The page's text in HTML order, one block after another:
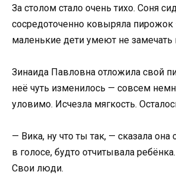
За столом стало очень тихо. Соня
сосредоточенно ковыряла пирожок
маленькие дети умеют не замечать
Зинаида Павловна отложила свой
неё чуть изменилось — совсем
уловимо. Исчезла мягкость.
— Вика, ну что ты так, — сказала
в голосе, будто отчитывала
Свои люди.